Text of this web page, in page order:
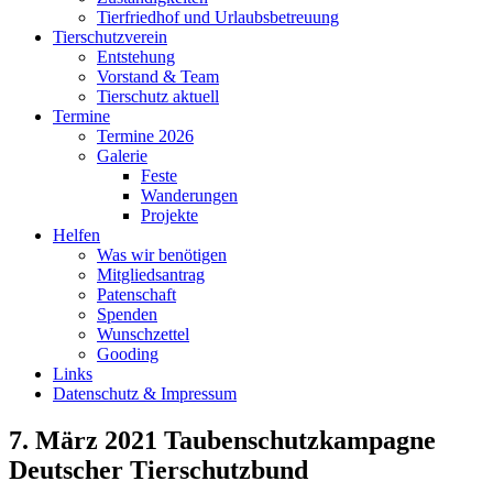
Tierfriedhof und Urlaubsbetreuung
Tierschutzverein
Entstehung
Vorstand & Team
Tierschutz aktuell
Termine
Termine 2026
Galerie
Feste
Wanderungen
Projekte
Helfen
Was wir benötigen
Mitgliedsantrag
Patenschaft
Spenden
Wunschzettel
Gooding
Links
Datenschutz & Impressum
7. März 2021 Taubenschutzkampagne
Deutscher Tierschutzbund